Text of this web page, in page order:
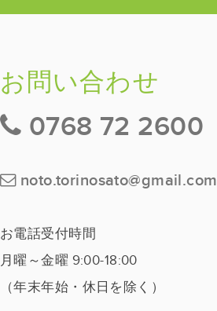
お問い合わせ
0768 72 2600
noto.torinosato@gmail.com
お電話受付時間
月曜～金曜 9:00-18:00
（年末年始・休日を除く）